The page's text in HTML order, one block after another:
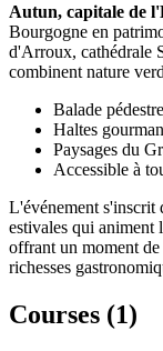
Autun, capitale de
Bourgogne en
d'Arroux, cathédrale
combinent nature
Balade
Haltes
Paysages du
Accessible à
L'événement s'inscrit
estivales qui animent
offrant un moment de
richesses
Courses (1)